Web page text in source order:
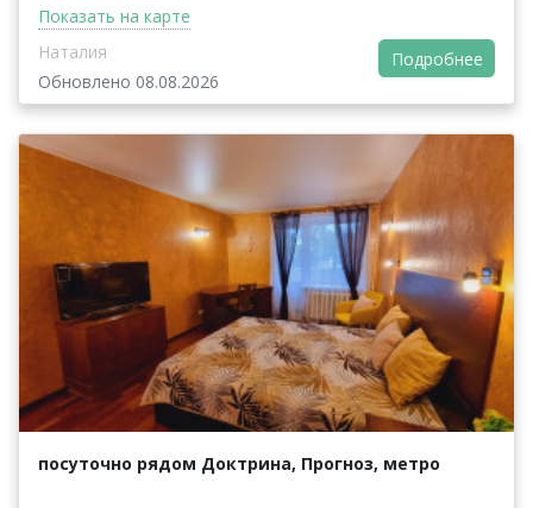
Показать на карте
Наталия
Обновлено 08.08.2026
Подробнее
посуточно рядом Доктрина, Прогноз, метро